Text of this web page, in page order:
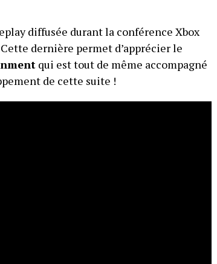
diffusée durant la conférence Xbox
dernière permet d’apprécier le
qui est tout de même accompagné
de cette suite !